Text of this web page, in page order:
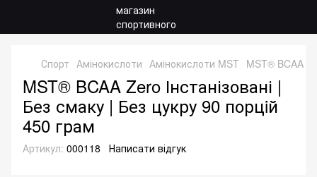
Спорт Амінокислоти Амінокислоти MST MST® BCAA
MST® BCAA Zero Інстанізовані |
Без смаку | Без цукру 90 порцiй
450 грам
Артикул: 000118 Написати відгук